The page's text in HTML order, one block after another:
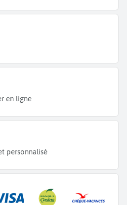
en ligne
personnalisé